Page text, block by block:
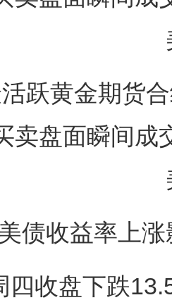
跃黄金期货
卖盘面瞬间成
债收益率上
四收盘下跌